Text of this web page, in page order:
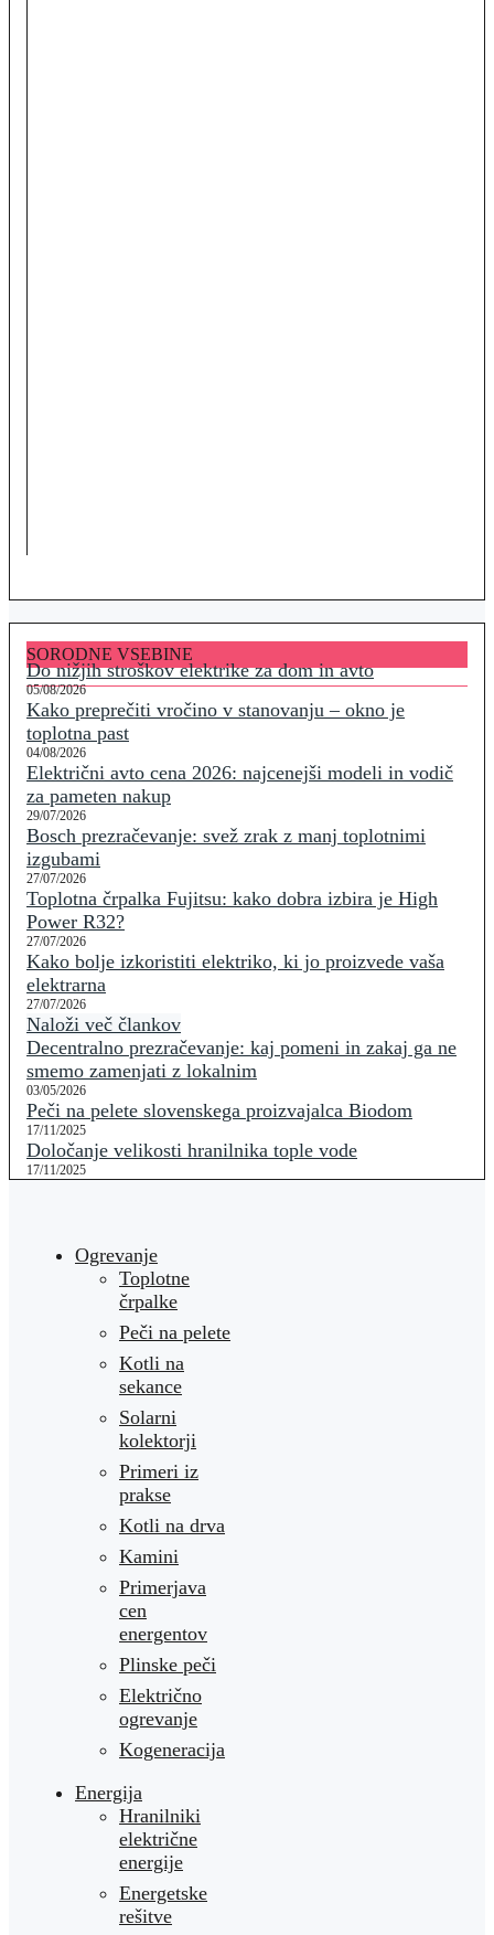
SORODNE VSEBINE
Do nižjih stroškov elektrike za dom in avto
05/08/2026
Kako preprečiti vročino v stanovanju – okno je
toplotna past
04/08/2026
Električni avto cena 2026: najcenejši modeli in vodič
za pameten nakup
29/07/2026
Bosch prezračevanje: svež zrak z manj toplotnimi
izgubami
27/07/2026
Toplotna črpalka Fujitsu: kako dobra izbira je High
Power R32?
27/07/2026
Kako bolje izkoristiti elektriko, ki jo proizvede vaša
elektrarna
27/07/2026
Naloži več člankov
Decentralno prezračevanje: kaj pomeni in zakaj ga ne
smemo zamenjati z lokalnim
03/05/2026
Peči na pelete slovenskega proizvajalca Biodom
17/11/2025
Določanje velikosti hranilnika tople vode
17/11/2025
Ogrevanje
Toplotne
črpalke
Peči na pelete
Kotli na
sekance
Solarni
kolektorji
Primeri iz
prakse
Kotli na drva
Kamini
Primerjava
cen
energentov
Plinske peči
Električno
ogrevanje
Kogeneracija
Energija
Hranilniki
električne
energije
Energetske
rešitve